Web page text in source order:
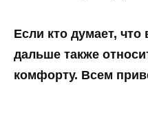
Если кто думает, что
дальше также
комфорту. Всем